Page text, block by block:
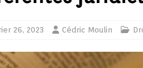
26, 2023 Cédric Moulin